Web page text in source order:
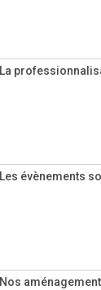
La
Les évènements
Nos